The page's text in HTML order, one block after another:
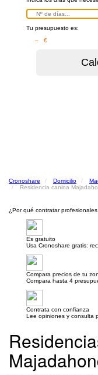
Tu presupuesto es:
– €
Cronoshare Domicilio
Residencia canina
¿Por qué contratar
Es gratuito
Usa Cronoshare gratis:
Compara precios de tu
Compara hasta 4
Contrata con confianza
Lee opiniones y consulta